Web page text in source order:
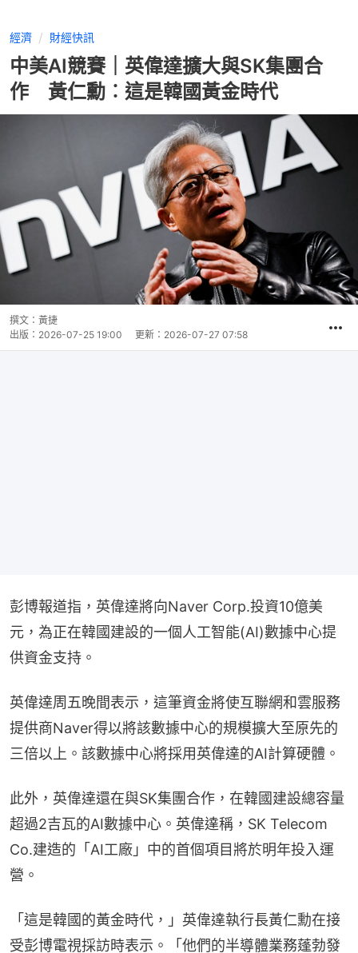
經濟 財經快訊
中美AI競賽｜英偉達擴大與SK集團合
作 黃仁勳︰這是韓國黃金時代
撰文： 黃捷
出版： 2026-07-25 19:00 更新： 2026-07-27 07:58
彭博報道指，英偉達將向Naver Corp.投資10億美
元，為正在韓國建設的一個人工智能(AI)數據中心提
供資金支持。
英偉達周五晚間表示，這筆資金將使互聯網和雲服務
提供商Naver得以將該數據中心的規模擴大至原先的
三倍以上。該數據中心將採用英偉達的AI計算硬體。
此外，英偉達還在與SK集團合作，在韓國建設總容量
超過2吉瓦的AI數據中心。英偉達稱，SK Telecom
Co.建造的「AI工廠」中的首個項目將於明年投入運
營。
「這是韓國的黃金時代，」英偉達執行長黃仁勳在接
受彭博電視採訪時表示。「他們的半導體業務蓬勃發